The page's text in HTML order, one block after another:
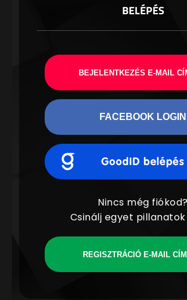
BELÉPÉS
BEJELENTKEZÉS E-MAIL
FACEBOOK LOGIN
Nincs még fiókod?
Csinálj egyet
REGISZTRÁCIÓ E-MAIL